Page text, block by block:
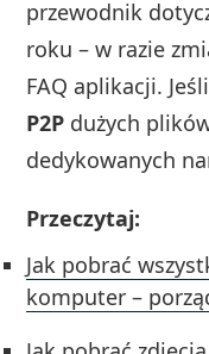
przewodnik
roku – w razie
FAQ aplikacji.
P2P dużych
dedykowanych
Przeczytaj:
Jak pobrać
komputer –